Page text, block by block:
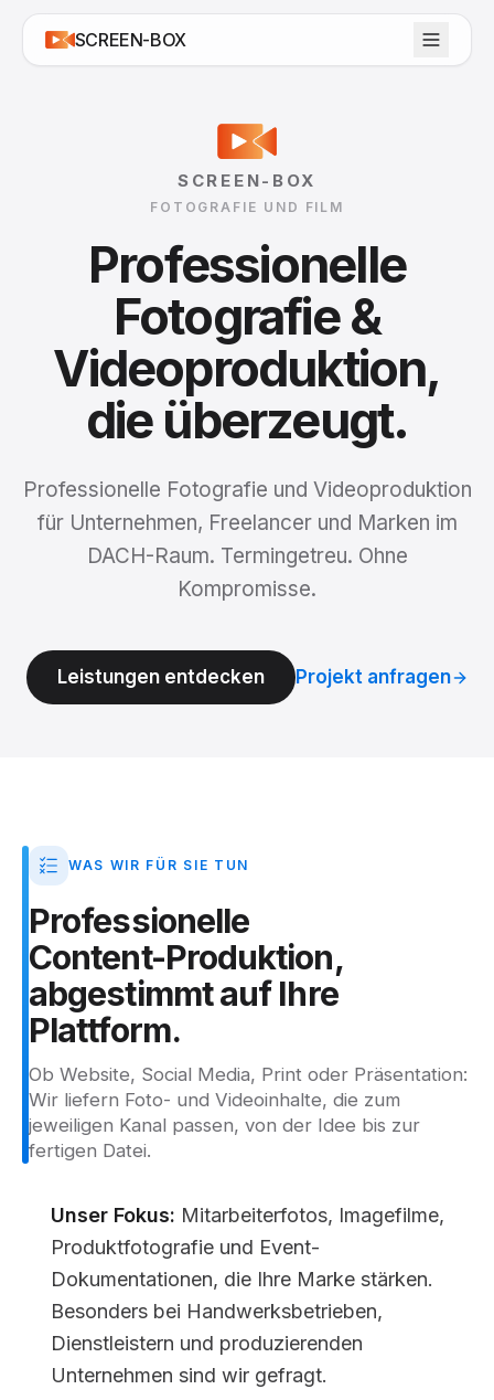
SCREEN-BOX
SCREEN-BOX
FOTOGRAFIE UND FILM
Professionelle
Fotografie &
Videoproduktion,
die überzeugt.
Professionelle Fotografie und Videoproduktion
für Unternehmen, Freelancer und Marken im
DACH-Raum. Termingetreu. Ohne
Kompromisse.
Leistungen entdecken Projekt anfragen
WAS WIR FÜR SIE TUN
Professionelle
Content-Produktion,
abgestimmtauf Ihre
Plattform.
Ob Website, Social Media, Print oder Präsentation:
Wir liefern Foto- und Videoinhalte, die zum
jeweiligen Kanal passen, von der Idee bis zur
fertigen Datei.
Unser Fokus: Mitarbeiterfotos, Imagefilme,
Produktfotografie und Event-
Dokumentationen, die Ihre Marke stärken.
Besonders bei Handwerksbetrieben,
Dienstleistern und produzierenden
Unternehmen sind wir gefragt.